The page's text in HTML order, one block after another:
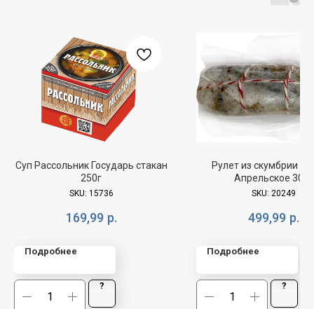
Суп Рассольник Государь стакан
250г
SKU: 15736
169,99 р.
Подробнее
?
Рулет из скумбрии
Апрельское 300г
SKU: 20249
499,99 р.
Подробнее
?